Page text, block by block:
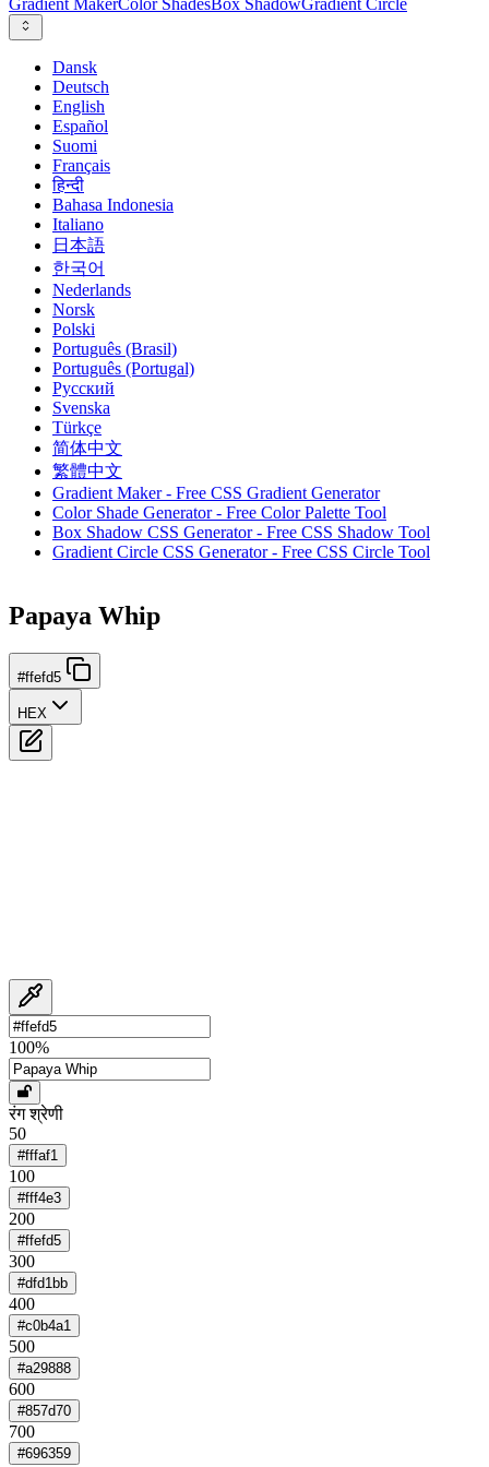
Gradient MakerColor ShadesBox ShadowGradient Circle
Dansk
Deutsch
English
Español
Suomi
Français
हिन्दी
Bahasa Indonesia
Italiano
日本語
한국어
Nederlands
Norsk
Polski
Português (Brasil)
Português (Portugal)
Русский
Svenska
Türkçe
简体中文
繁體中文
Gradient Maker - Free CSS Gradient Generator
Color Shade Generator - Free Color Palette Tool
Box Shadow CSS Generator - Free CSS Shadow Tool
Gradient Circle CSS Generator - Free CSS Circle Tool
Papaya Whip
#ffefd5
HEX
100%
रंग श्रेणी
50
#fffaf1
100
#fff4e3
200
#ffefd5
300
#dfd1bb
400
#c0b4a1
500
#a29888
600
#857d70
700
#696359